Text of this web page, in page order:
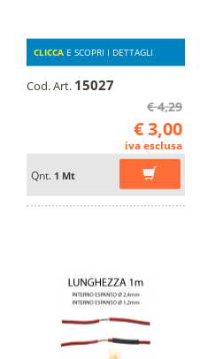
CLICCA E SCOPRI I DETTAGLI
Cod. Art. 15027
€ 4,29
€ 3,00
iva esclusa
Qnt. 1 Mt